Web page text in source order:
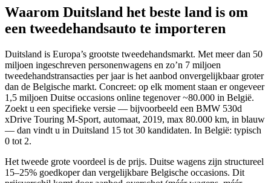
Waarom Duitsland het beste land is om
een tweedehandsauto te importeren
Duitsland is Europa’s grootste tweedehandsmarkt. Met meer dan 50
miljoen ingeschreven personenwagens en zo’n 7 miljoen
tweedehandstransacties per jaar is het aanbod onvergelijkbaar groter
dan de Belgische markt. Concreet: op elk moment staan er ongeveer
1,5 miljoen Duitse occasions online tegenover ~80.000 in België.
Zoekt u een specifieke versie — bijvoorbeeld een BMW 530d
xDrive Touring M-Sport, automaat, 2019, max 80.000 km, in blauw
— dan vindt u in Duitsland 15 tot 30 kandidaten. In België: typisch
0 tot 2.
Het tweede grote voordeel is de prijs. Duitse wagens zijn structureel
15–25% goedkoper dan vergelijkbare Belgische occasions. Dit